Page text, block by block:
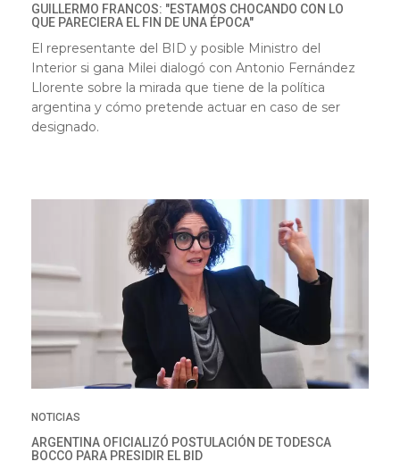
GUILLERMO FRANCOS: "ESTAMOS CHOCANDO CON LO
QUE PARECIERA EL FIN DE UNA ÉPOCA"
El representante del BID y posible Ministro del
Interior si gana Milei dialogó con Antonio Fernández
Llorente sobre la mirada que tiene de la política
argentina y cómo pretende actuar en caso de ser
designado.
NOTICIAS
ARGENTINA OFICIALIZÓ POSTULACIÓN DE TODESCA
BOCCO PARA PRESIDIR EL BID